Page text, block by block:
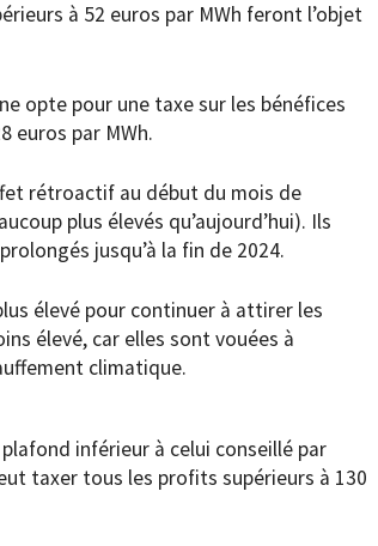
à 52 euros par MWh feront l’objet
opte pour une taxe sur les bénéfices
euros par MWh.
rétroactif au début du mois de
plus élevés qu’aujourd’hui). Ils
jusqu’à la fin de 2024.
élevé pour continuer à attirer les
élevé, car elles sont vouées à
climatique.
inférieur à celui conseillé par
taxer tous les profits supérieurs à 130